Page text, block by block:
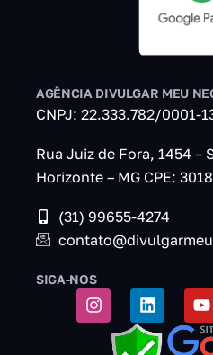
AGÊNCIA DIVULGAR MEU
CNPJ: 22.333.782/0001-
Rua Juiz de Fora, 1454 –
Horizonte – MG CPE:
(31) 99655-4274
SIGA-NOS